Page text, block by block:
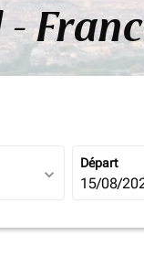
-
expand_more
Départ
fc-
15/08/